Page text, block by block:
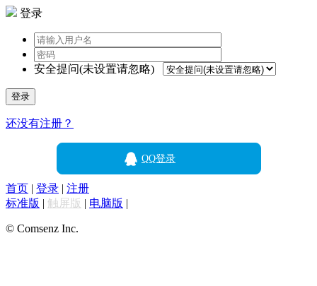
登录
安全提问(未设置请忽略)
登录
还没有注册？
QQ登录
首页 | 登录 | 注册
标准版 | 触屏版 | 电脑版 |
© Comsenz Inc.